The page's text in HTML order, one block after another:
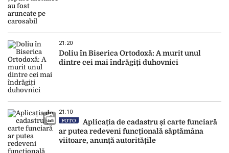
21:20
Doliu în Biserica Ortodoxă: A murit unul
dintre cei mai îndrăgiți duhovnici
21:10
FOTO
Aplicația de cadastru și carte funciară
ar putea redeveni funcțională săptămâna
viitoare, anunță autoritățile